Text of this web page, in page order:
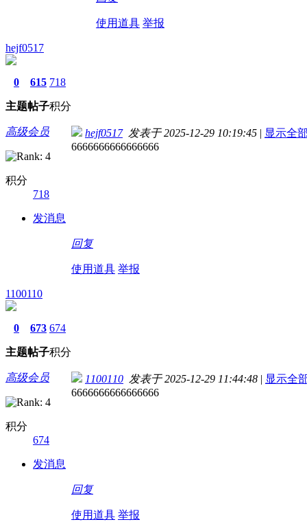
使用道具 举报
hejf0517
0
主题
615
帖子
718
积分
高级会员
积分
718
发消息
hejf0517发表于 2025-12-29 10:19:45 | 显示全
6666666666666666
回复
使用道具 举报
1100110
0
主题
673
帖子
674
积分
高级会员
积分
674
发消息
1100110 发表于 2025-12-29 11:44:48 | 显示全
6666666666666666
回复
使用道具 举报